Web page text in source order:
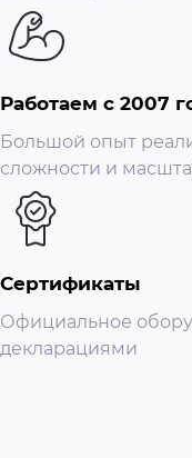
Работаем с 2007
Большой опыт
сложности и
Сертификаты
Официальное
декларациями